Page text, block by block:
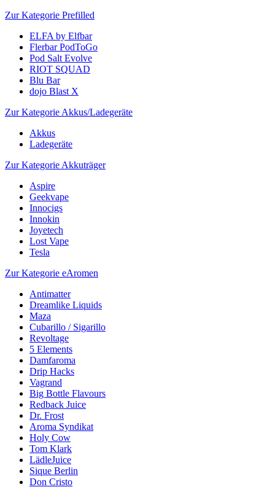
Zur Kategorie Prefilled
ELFA by Elfbar
Flerbar PodToGo
Pod Salt Evolve
RIOT SQUAD
Blu Bar
dojo Blast X
Zur Kategorie Akkus/Ladegeräte
Akkus
Ladegeräte
Zur Kategorie Akkuträger
Aspire
Geekvape
Innocigs
Innokin
Joyetech
Lost Vape
Tesla
Zur Kategorie eAromen
Antimatter
Dreamlike Liquids
Maza
Cubarillo / Sigarillo
Revoltage
5 Elements
Damfaroma
Drip Hacks
Vagrand
Big Bottle Flavours
Redback Juice
Dr. Frost
Aroma Syndikat
Holy Cow
Tom Klark
LädleJuice
Sique Berlin
Don Cristo